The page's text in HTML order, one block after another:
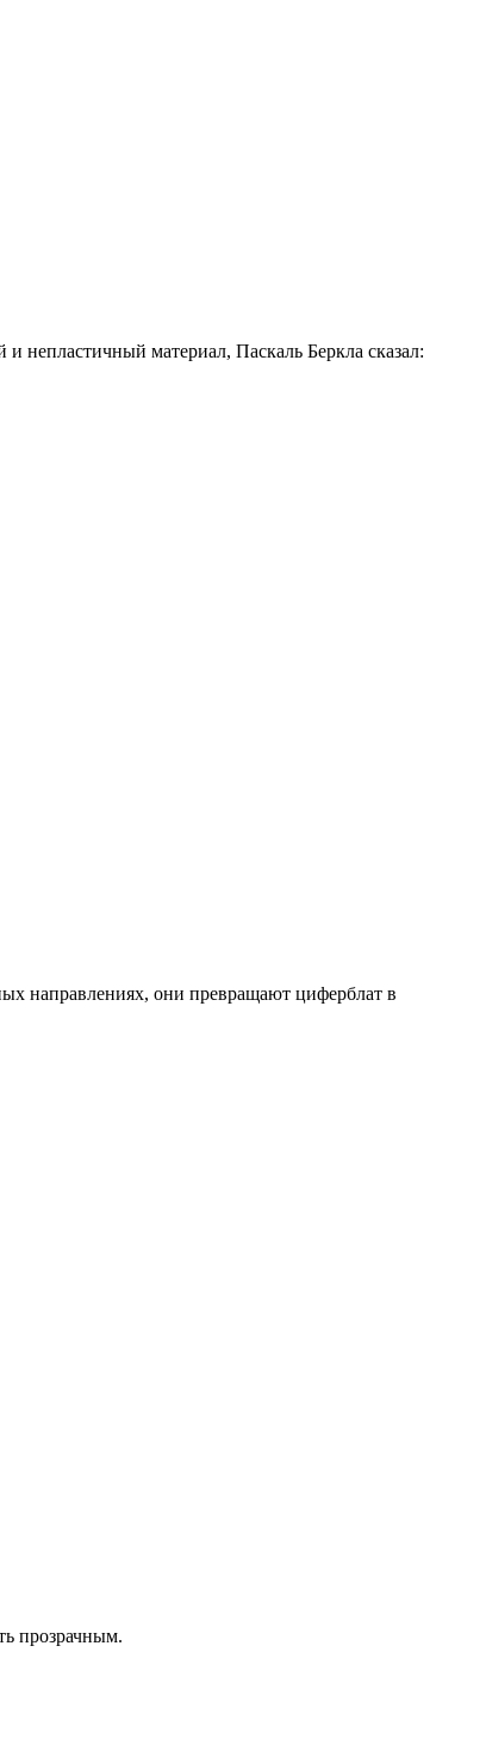
непластичный материал, Паскаль Беркла сказал:
направлениях, они превращают циферблат в
прозрачным.